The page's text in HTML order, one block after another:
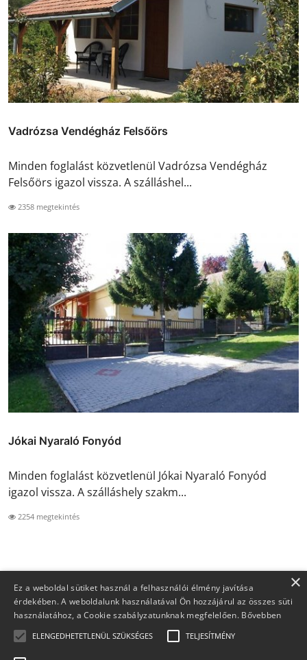
Vadrózsa Vendégház Felsőörs
Minden foglalást közvetlenül Vadrózsa Vendégház
Felsőörs igazol vissza. A szálláshel...
2358 megtekintés
Jókai Nyaraló Fonyód
Minden foglalást közvetlenül Jókai Nyaraló Fonyód
igazol vissza. A szálláshely szakm...
2254 megtekintés
×
Ez a weboldal sütiket használ a felhasználói élmény javítása
érdekében. A weboldalunk használatával Ön hozzájárul az összes süti
használatához, a Cookie szabályzatunknak megfelelően. Bővebben
ELENGEDHETETLENÜL SZÜKSÉGES TELJESÍTMÉNY